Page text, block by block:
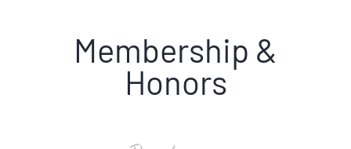
Membership &
Honors